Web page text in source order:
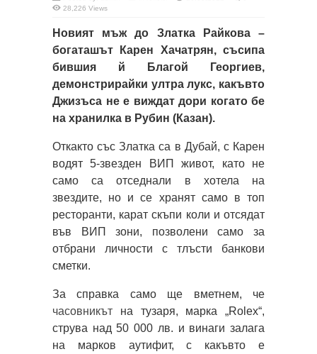
28,226 Views
Новият мъж до Златка Райкова –
богаташът Карен Хачатрян, съсипа
бившия й Благой Георгиев,
демонстрирайки ултра лукс, какъвто
Джизъса не е виждат дори когато бе
на хранилка в Рубин (Казан).
Откакто със Златка са в Дубай, с Карен
водят 5-звезден ВИП живот, като не
само са отседнали в хотела на
звездите, но и се хранят само в топ
ресторанти, карат скъпи коли и отсядат
във ВИП зони, позволени само за
отбрани личности с тлъсти банкови
сметки.
За справка само ще вметнем, че
часовникът на тузаря, марка „Rolex“,
струва над 50 000 лв. и винаги залага
на марков аутифит, с какъвто е